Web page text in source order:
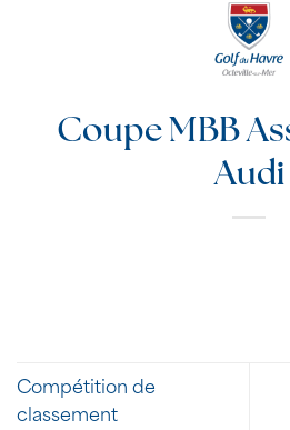
Coupe MBB
Audi
Compétition de
classement